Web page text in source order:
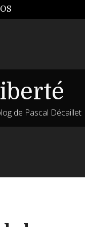
de Pascal Décaillet